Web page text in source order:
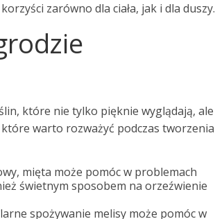
zarówno dla ciała, jak i dla duszy.
które nie tylko pięknie wyglądają, ale
warto rozważyć podczas tworzenia
mięta może pomóc w problemach
świetnym sposobem na orzeźwienie
spożywanie melisy może pomóc w